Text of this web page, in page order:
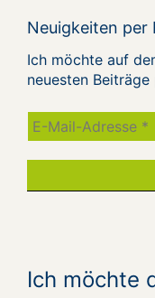
Neuigkeiten per
Ich möchte auf
neuesten
Ich möchte